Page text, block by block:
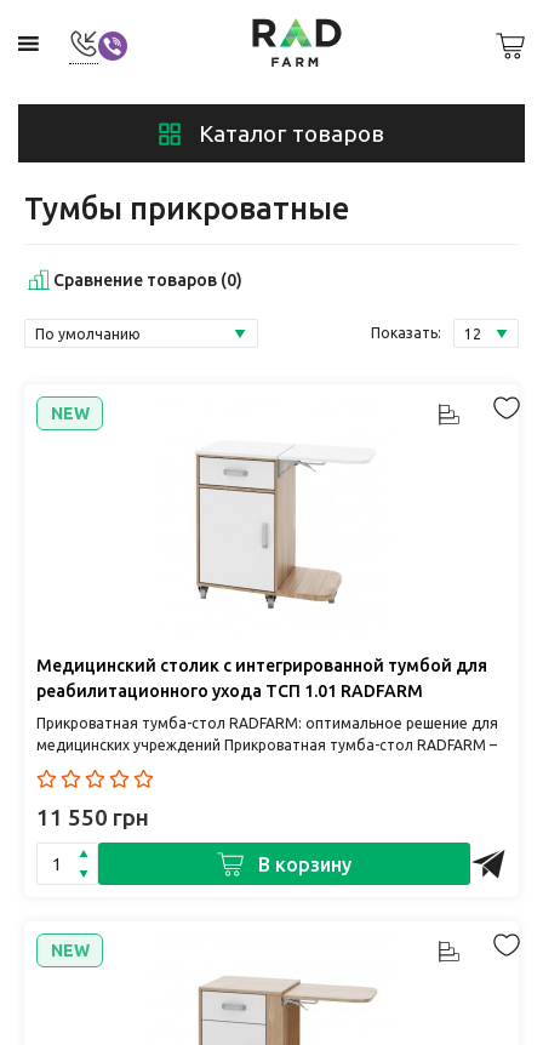
Каталог товаров
Тумбы прикроватные
Сравнение товаров (0)
Показать:
NEW
Медицинский столик с интегрированной тумбой для
реабилитационного ухода ТСП 1.01 RADFARM
Прикроватная тумба-стол RADFARM: оптимальное решение для
медицинских учреждений Прикроватная тумба-стол RADFARM –
это сов..
11 550 грн
В корзину
NEW